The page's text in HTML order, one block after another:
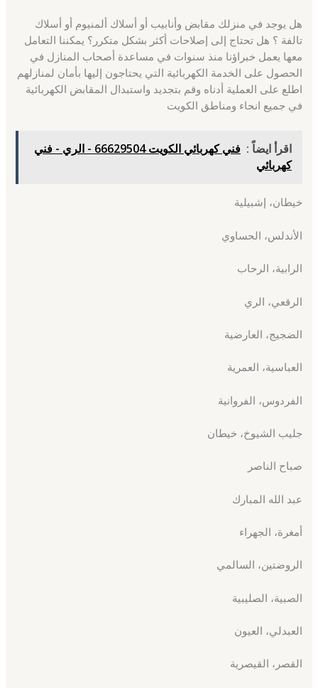
هل يوجد في منزلك مقابض وأنابيب أو أسلاك ألمنيوم أو أسلاك
تالفة ؟ هل تحتاج إلى إصلاحات أكثر بشكل متكرر؟ يمكننا التعامل
معها يعمل خبراؤنا منذ سنوات في مساعدة أصحاب المنازل في
الحصول على الخدمة الكهربائية التي يحتاجون إليها بأمان لمنازلهم
اطلع على العملية أدناه وقم بتجديد واستبدال المقابض الكهربائية
في جميع انحاء ومناطق الكويت
اقرأ ايضاً :
فني كهربائي الكويت 66629504 - الري - فني
كهربائي
خيطان، إشبيلية
الأندلس، الحساوي
الرابية، الرحاب
الرقعي، الري
الضجيج، العارضية
العباسية، العمرية
الفردوس، الفروانية
جليب الشيوخ، خيطان
صباح الناصر
عبد الله المبارك
أمغرة، الجهراء
الروضتين، السالمي
الصبية، الصليبية
العبدلي، العيون
القصر، القيصرية